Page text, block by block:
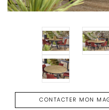
CONTACTER MON